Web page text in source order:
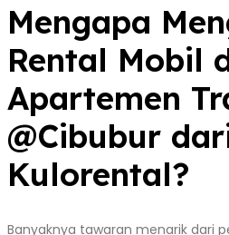
Mengapa
Rental Mobil
Apartemen
@Cibubur
Kulorental?
Banyaknya tawaran menarik dari